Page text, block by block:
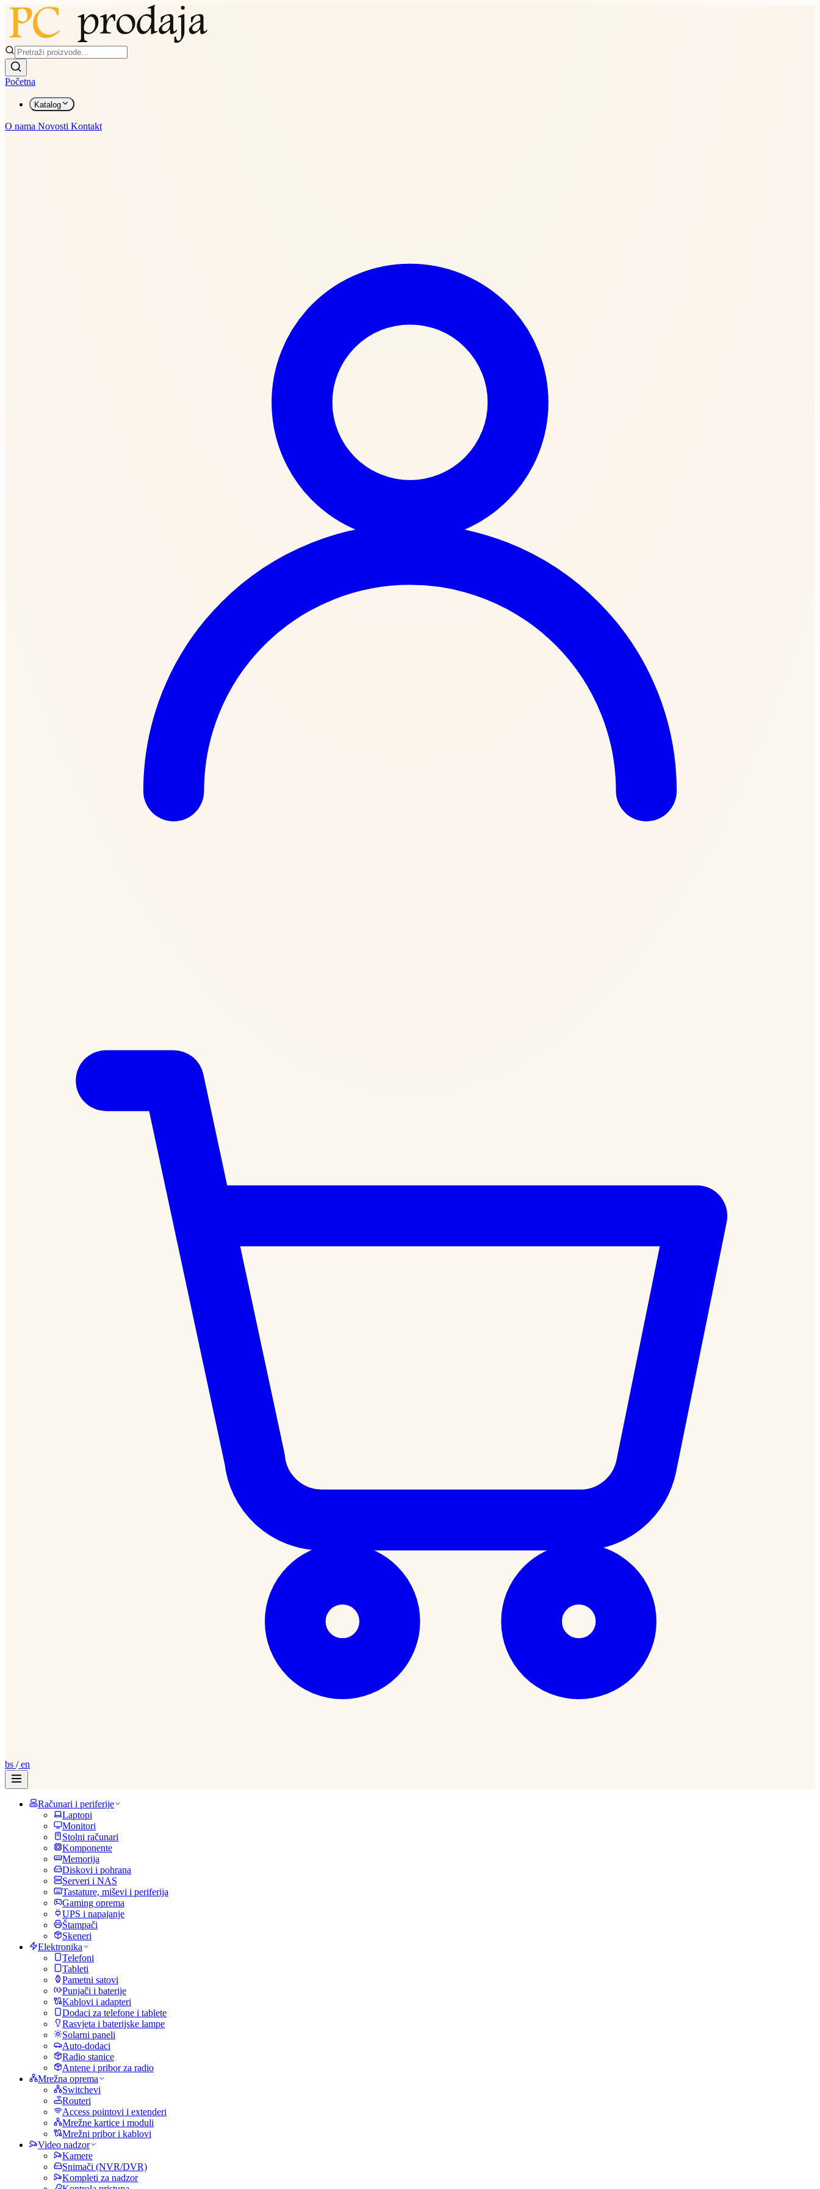
Početna
Katalog
O nama Novosti Kontakt
bs /en
Računari i periferije
Laptopi
Monitori
Stolni računari
Komponente
Memorija
Diskovi i pohrana
Serveri i NAS
Tastature, miševi i periferija
Gaming oprema
UPS i napajanje
Štampači
Skeneri
Elektronika
Telefoni
Tableti
Pametni satovi
Punjači i baterije
Kablovi i adapteri
Dodaci za telefone i tablete
Rasvjeta i baterijske lampe
Solarni paneli
Auto-dodaci
Radio stanice
Antene i pribor za radio
Mrežna oprema
Switchevi
Routeri
Access pointovi i extenderi
Mrežne kartice i moduli
Mrežni pribor i kablovi
Video nadzor
Kamere
Snimači (NVR/DVR)
Kompleti za nadzor